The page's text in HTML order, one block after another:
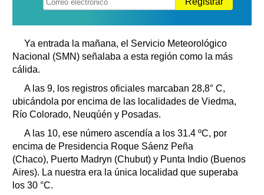
Ya entrada la mañana, el Servicio Meteorológico
Nacional (SMN) señalaba a esta región como la más
cálida.
A las 9, los registros oficiales marcaban 28,8° C,
ubicándola por encima de las localidades de Viedma,
Río Colorado, Neuqúén y Posadas.
A las 10, ese número ascendía a los 31.4 ºC, por
encima de Presidencia Roque Sáenz Peña
(Chaco), Puerto Madryn (Chubut) y Punta Indio (Buenos
Aires). La nuestra era la única localidad que superaba
los 30 °C.